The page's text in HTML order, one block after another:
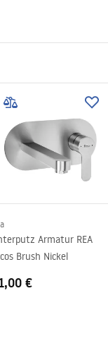
Pielęgnacja
Pielegnacja.pdf
Armatur REA
Brush Nickel
€